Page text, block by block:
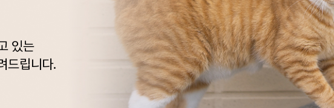
있는
드립니다.